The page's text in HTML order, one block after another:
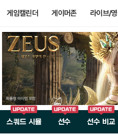
게임캘린더 게이머존 라이브/
스쿼드 시뮬 선수 선수 비교